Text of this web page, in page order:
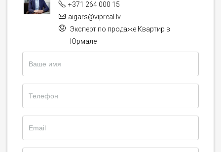
+371 264 000 15
aigars@vipreal.lv
Эксперт по продаже Квартир в
Юрмале